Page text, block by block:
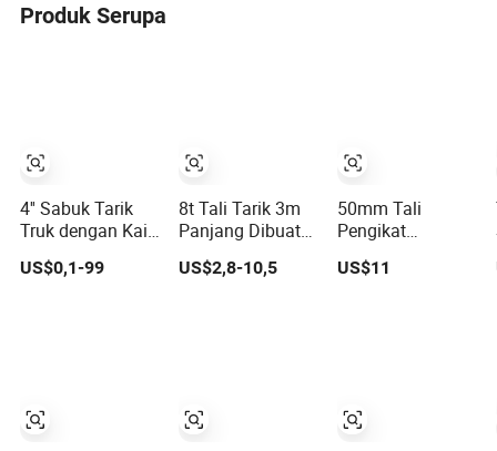
Produk Serupa
4'' Sabuk Tarik
Truk dengan Kait
Datar Hitam Wll
7300lbs
US$0,1-99
8t Tali Tarik 3m
Panjang Dibuat
untuk Beban
Berat
US$2,8-10,5
50mm Tali
Pengikat
Polyester Ratchet
untuk Mengikat
US$11